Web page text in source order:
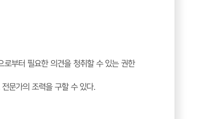
로부터 필요한 의견을 청취할 수 있는 권한
문가의 조력을 구할 수 있다.